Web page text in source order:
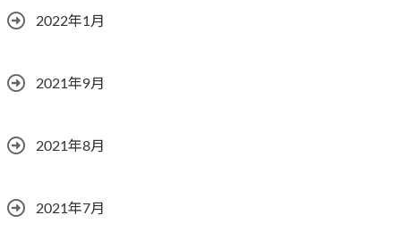
2022年1月
2021年9月
2021年8月
2021年7月